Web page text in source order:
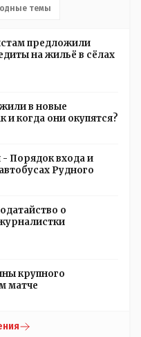
темы
предложили
на жильё в сёлах
в новые
и когда они окупятся?
- Порядок входа и
Рудного
о
крупного
матче